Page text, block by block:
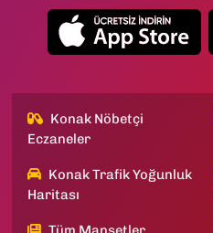
Konak Nöbetçi
Eczaneler
Konak Trafik Yoğunluk
Haritası